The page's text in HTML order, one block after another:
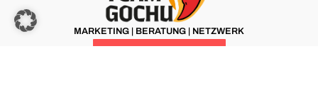
MARKETING | BERATUNG | NETZWERK